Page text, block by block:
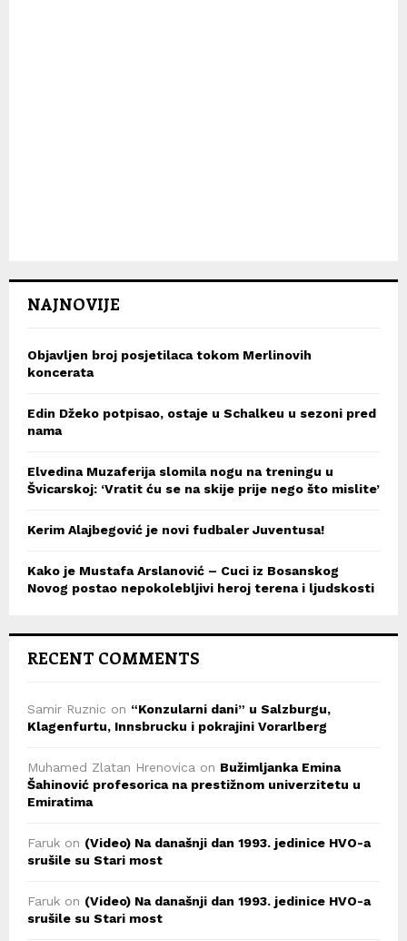
NAJNOVIJE
Objavljen broj posjetilaca tokom Merlinovih
koncerata
Edin Džeko potpisao, ostaje u Schalkeu u sezoni pred
nama
Elvedina Muzaferija slomila nogu na treningu u
Švicarskoj: ‘Vratit ću se na skije prije nego što mislite’
Kerim Alajbegović je novi fudbaler Juventusa!
Kako je Mustafa Arslanović – Cuci iz Bosanskog
Novog postao nepokolebljivi heroj terena i ljudskosti
RECENT COMMENTS
Samir Ruznic on “Konzularni dani” u Salzburgu,
Klagenfurtu, Innsbrucku i pokrajini Vorarlberg
Muhamed Zlatan Hrenovica on Bužimljanka Emina
Šahinović profesorica na prestižnom univerzitetu u
Emiratima
Faruk on (Video) Na današnji dan 1993. jedinice HVO-a
srušile su Stari most
Faruk on (Video) Na današnji dan 1993. jedinice HVO-a
srušile su Stari most